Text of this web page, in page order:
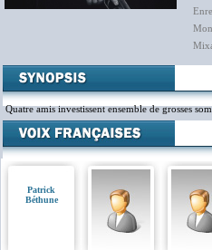
Quatre amis investissent ensemble de grosses
Patrick
Béthune